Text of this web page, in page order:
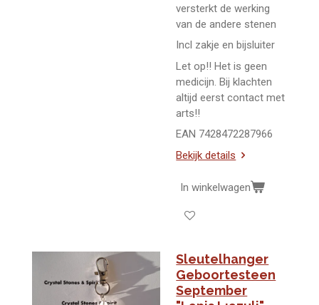
versterkt de werking
van de andere stenen
Incl zakje en bijsluiter
Let op!! Het is geen
medicijn. Bij klachten
altijd eerst contact met
arts!!
EAN 7428472287966
Bekijk details
In winkelwagen
Sleutelhanger
Geboortesteen
September